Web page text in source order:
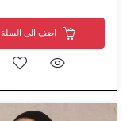
اضف الى السلة